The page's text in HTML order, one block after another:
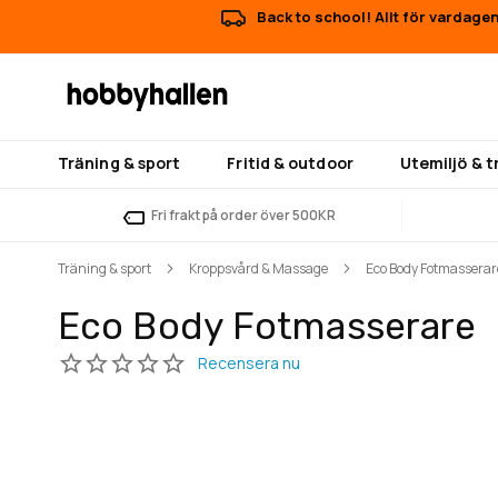
Back to school! Allt för
Träning & sport Fritid & outdoor Utemiljö &
Fri frakt på order över 500KR
Träning & sport Kroppsvård & Massage Eco Body
Eco Body Fotmasserare